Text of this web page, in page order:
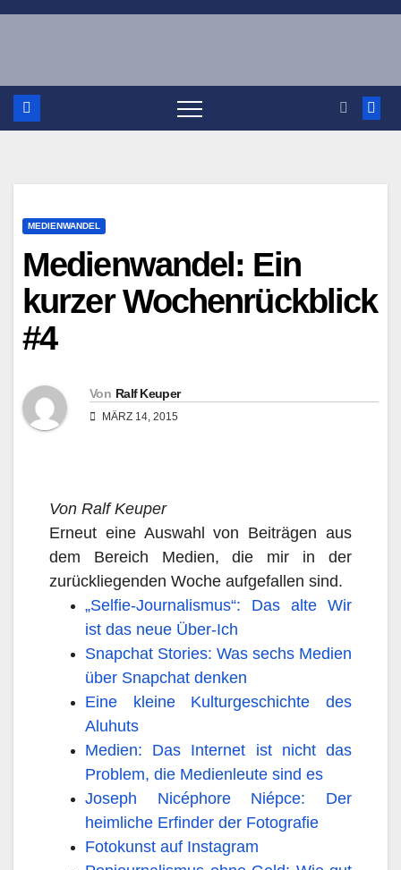
Zum
MEDIENWANDEL
Medienwandel: Ein
kurzer Wochenrückblick
#4
Von Ralf Keuper
MÄRZ 14, 2015
Von Ralf Keuper
Erneut eine Auswahl von Beiträgen aus
dem Bereich Medien, die mir in der
zurückliegenden Woche aufgefallen sind.
„Selfie-Journalismus“: Das alte Wir
ist das neue Über-Ich
Snapchat Stories: Was sechs Medien
über Snapchat denken
Eine kleine Kulturgeschichte des
Aluhuts
Medien: Das Internet ist nicht das
Problem, die Medienleute sind es
Joseph Nicéphore Niépce: Der
heimliche Erfinder der Fotografie
Fotokunst auf Instagram